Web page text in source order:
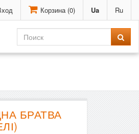
Корзина (0) Ua Ru
БРАТВА